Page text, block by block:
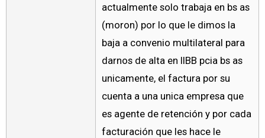
actualmente solo trabaja en bs as
(moron) por lo que le dimos la
baja a convenio multilateral para
darnos de alta en IIBB pcia bs as
unicamente, el factura por su
cuenta a una unica empresa que
es agente de retención y por cada
facturación que les hace le